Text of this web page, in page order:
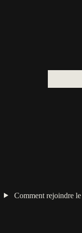
Comment rejoindre